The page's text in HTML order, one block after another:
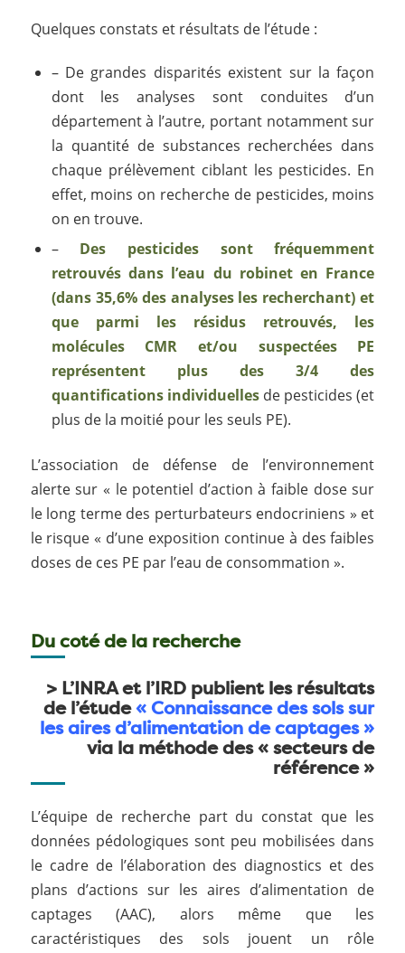
Quelques constats et résultats de l’étude :
– De grandes disparités existent sur la façon
dont les analyses sont conduites d’un
département à l’autre, portant notamment sur
la quantité de substances recherchées dans
chaque prélèvement ciblant les pesticides. En
effet, moins on recherche de pesticides, moins
on en trouve.
– Des pesticides sont fréquemment
retrouvés dans l’eau du robinet en France
(dans 35,6% des analyses les recherchant) et
que parmi les résidus retrouvés, les
molécules CMR et/ou suspectées PE
représentent plus des 3/4 des
quantifications individuellesde pesticides (et
plus de la moitié pour les seuls PE).
L’association de défense de l’environnement
alerte sur « le potentiel d’action à faible dose sur
le long terme des perturbateurs endocriniens » et
le risque « d’une exposition continue à des faibles
doses de ces PE par l’eau de consommation ».
Du coté de la recherche
> L’INRA et l’IRD publient les résultats
de l’étude« Connaissance des sols sur
les aires d’alimentation de captages »
via la méthode des « secteurs de
référence »
L’équipe de recherche part du constat que les
données pédologiques sont peu mobilisées dans
le cadre de l’élaboration des diagnostics et des
plans d’actions sur les aires d’alimentation de
captages (AAC), alors même que les
caractéristiques des sols jouent un rôle